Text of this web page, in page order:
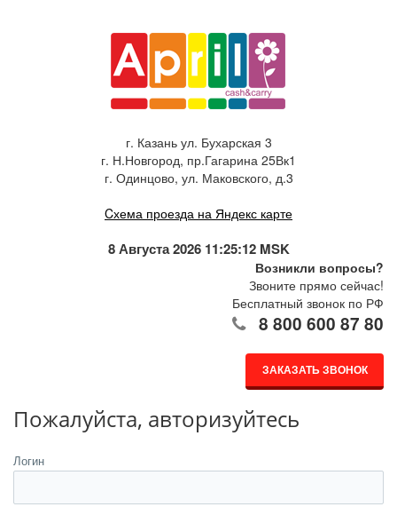
г. Казань ул. Бухарская 3
г. Н.Новгород, пр.Гагарина 25Вк1
г. Одинцово, ул. Маковского, д.3
Cхема проезда на Яндекс карте
8 Августа 2026 11:25:12 MSK
Возникли вопросы?
Звоните прямо сейчас!
Бесплатный звонок по РФ
8 800 600 87 80
ЗАКАЗАТЬ ЗВОНОК
Пожалуйста, авторизуйтесь
Логин